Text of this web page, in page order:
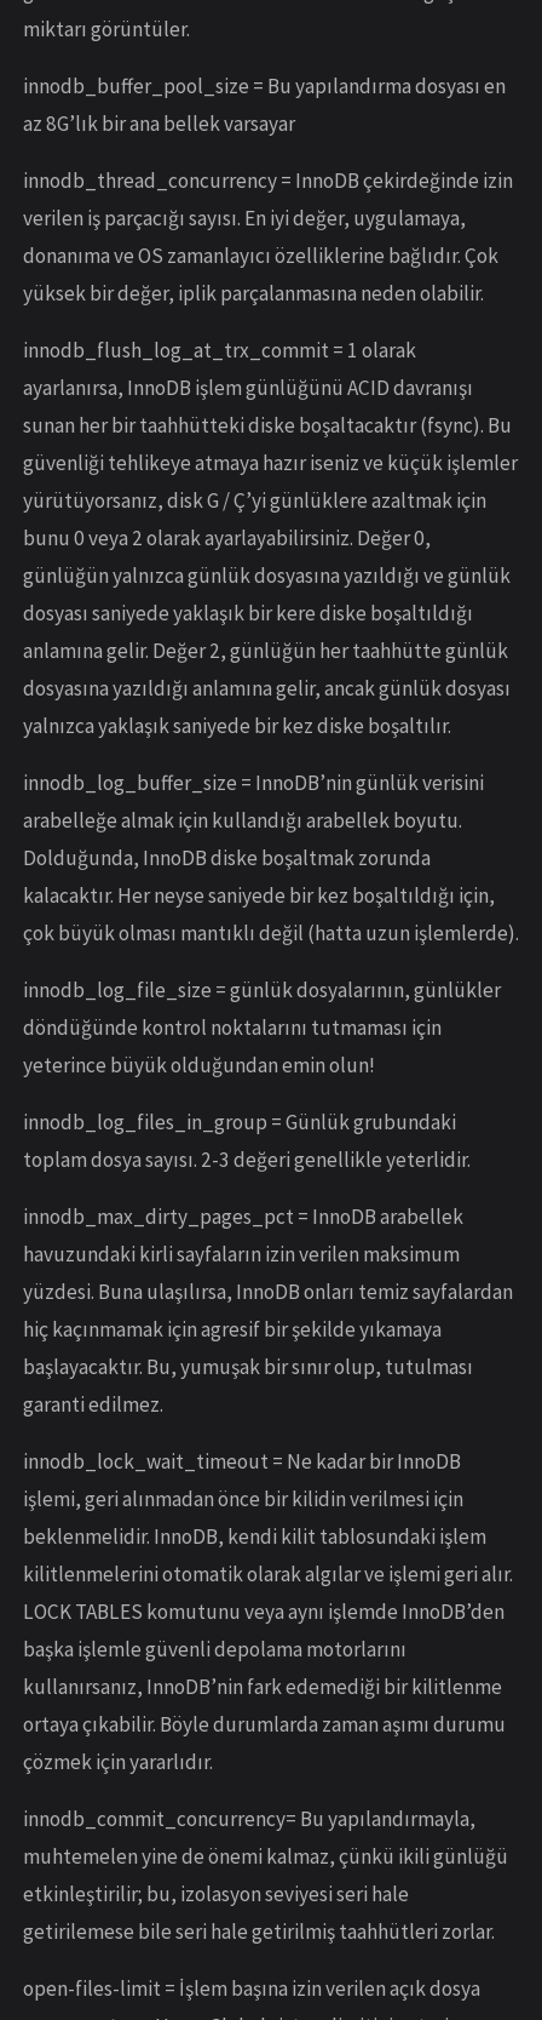
miktarı görüntüler.
innodb_buffer_pool_size = Bu yapılandırma dosyası en
az 8G’lık bir ana bellek varsayar
innodb_thread_concurrency = InnoDB çekirdeğinde izin
verilen iş parçacığı sayısı. En iyi değer, uygulamaya,
donanıma ve OS zamanlayıcı özelliklerine bağlıdır. Çok
yüksek bir değer, iplik parçalanmasına neden olabilir.
innodb_flush_log_at_trx_commit = 1 olarak
ayarlanırsa, InnoDB işlem günlüğünü ACID davranışı
sunan her bir taahhütteki diske boşaltacaktır (fsync). Bu
güvenliği tehlikeye atmaya hazır iseniz ve küçük işlemler
yürütüyorsanız, disk G / Ç’yi günlüklere azaltmak için
bunu 0 veya 2 olarak ayarlayabilirsiniz. Değer 0,
günlüğün yalnızca günlük dosyasına yazıldığı ve günlük
dosyası saniyede yaklaşık bir kere diske boşaltıldığı
anlamına gelir. Değer 2, günlüğün her taahhütte günlük
dosyasına yazıldığı anlamına gelir, ancak günlük dosyası
yalnızca yaklaşık saniyede bir kez diske boşaltılır.
innodb_log_buffer_size = InnoDB’nin günlük verisini
arabelleğe almak için kullandığı arabellek boyutu.
Dolduğunda, InnoDB diske boşaltmak zorunda
kalacaktır. Her neyse saniyede bir kez boşaltıldığı için,
çok büyük olması mantıklı değil (hatta uzun işlemlerde).
innodb_log_file_size = günlük dosyalarının, günlükler
döndüğünde kontrol noktalarını tutmaması için
yeterince büyük olduğundan emin olun!
innodb_log_files_in_group = Günlük grubundaki
toplam dosya sayısı. 2-3 değeri genellikle yeterlidir.
innodb_max_dirty_pages_pct = InnoDB arabellek
havuzundaki kirli sayfaların izin verilen maksimum
yüzdesi. Buna ulaşılırsa, InnoDB onları temiz sayfalardan
hiç kaçınmamak için agresif bir şekilde yıkamaya
başlayacaktır. Bu, yumuşak bir sınır olup, tutulması
garanti edilmez.
innodb_lock_wait_timeout = Ne kadar bir InnoDB
işlemi, geri alınmadan önce bir kilidin verilmesi için
beklenmelidir. InnoDB, kendi kilit tablosundaki işlem
kilitlenmelerini otomatik olarak algılar ve işlemi geri alır.
LOCK TABLES komutunu veya aynı işlemde InnoDB’den
başka işlemle güvenli depolama motorlarını
kullanırsanız, InnoDB’nin fark edemediği bir kilitlenme
ortaya çıkabilir. Böyle durumlarda zaman aşımı durumu
çözmek için yararlıdır.
innodb_commit_concurrency= Bu yapılandırmayla,
muhtemelen yine de önemi kalmaz, çünkü ikili günlüğü
etkinleştirilir; bu, izolasyon seviyesi seri hale
getirilemese bile seri hale getirilmiş taahhütleri zorlar.
open-files-limit = İşlem başına izin verilen açık dosya